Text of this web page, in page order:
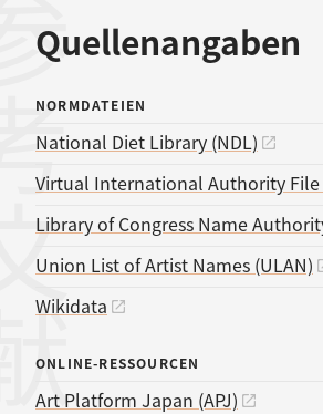
Quellenangaben
献
NORMDATEIEN
National Diet Library (NDL)
Virtual International Authority File
Library of Congress Name
Union List of Artist Names (ULAN)
Wikidata
ONLINE-RESSOURCEN
Art Platform Japan (APJ)